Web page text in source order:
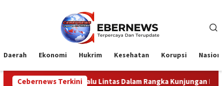
Daerah Ekonomi Hukrim Kesehatan Korupsi
Cebernews Terkini
Lintas Dalam Rangka Kunjungan Menteri Pertahanan RI